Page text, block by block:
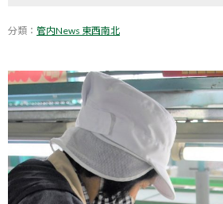
分類： 管内News 東西南北